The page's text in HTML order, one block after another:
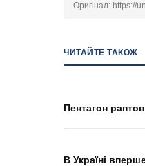
Оригінал: https://
ЧИТАЙТЕ ТАКОЖ
Пентагон
В Україні